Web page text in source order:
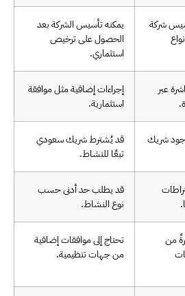
شركة
يمكنه تأسيس الشركة بعد
الحصول على ترخيص
استثماري.
عبر
إجراءات إضافية مثل موافقة
استثمارية.
شريك
قد يُشترط شريك سعودي
تبعًا للنشاط.
قد يطلب حد أدنى حسب
نوع النشاط.
من
تحتاج إلى موافقات إضافية
من جهات تنظيمية.